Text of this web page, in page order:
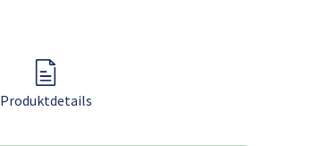
Produktdetails